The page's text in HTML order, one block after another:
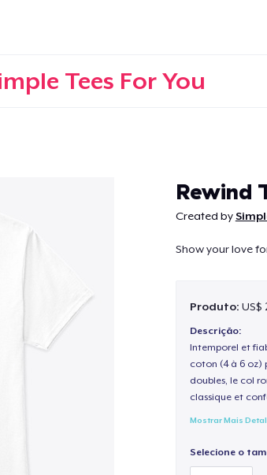
Tees For You
Rewind
Created by
Show your love
Produto: US$
Descrição:
Intemporel et
coton (4 à 6 oz)
doubles, le col
classique et
Mostrar Mais
Selecione o